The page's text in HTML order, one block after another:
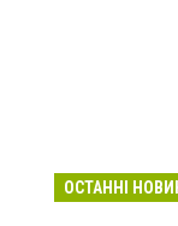
ОСТАННІ